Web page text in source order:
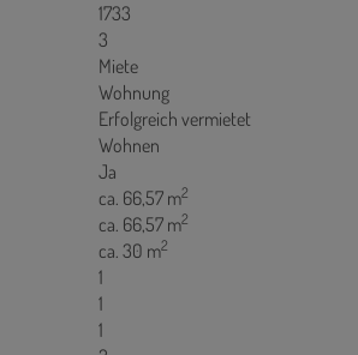
1733
3
Miete
Wohnung
Erfolgreich vermietet
Wohnen
Ja
ca. 66,57 m2
ca. 66,57 m2
ca. 30 m2
1
1
1